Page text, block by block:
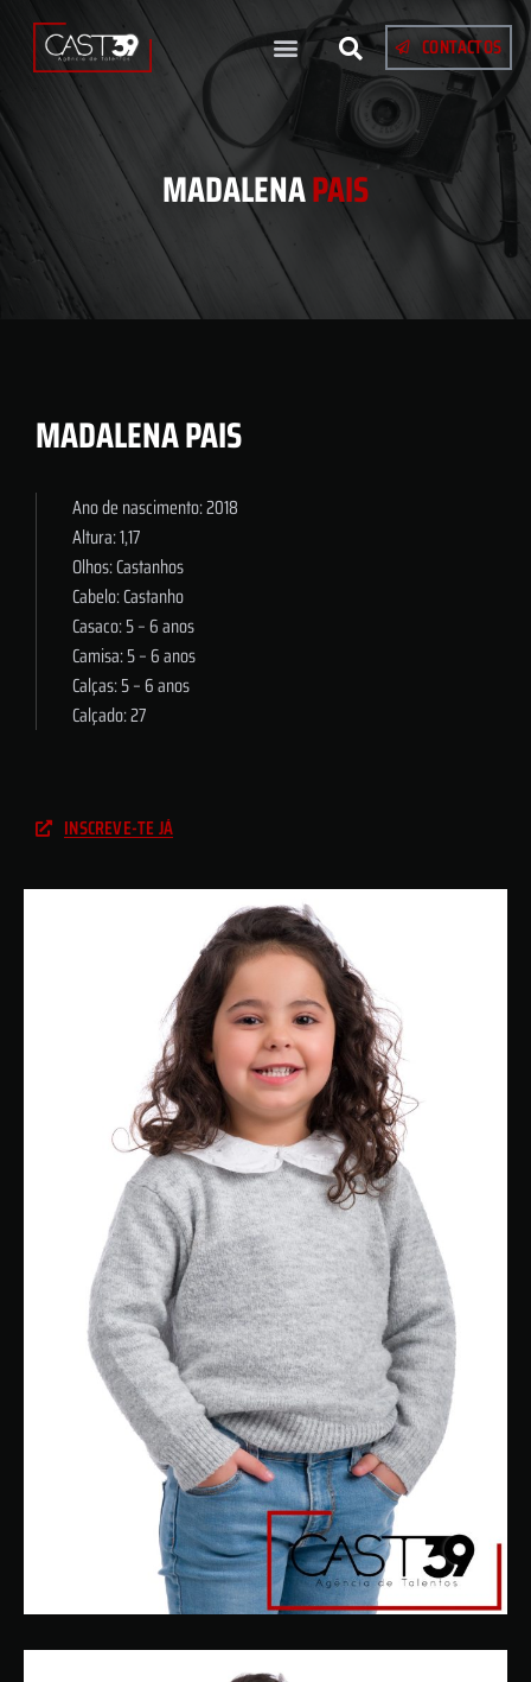
CONTACTOS
MADALENAPAIS
MADALENA PAIS
Ano de nascimento: 2018
Altura: 1,17
Olhos: Castanhos
Cabelo: Castanho
Casaco: 5 – 6 anos
Camisa: 5 – 6 anos
Calças: 5 – 6 anos
Calçado: 27
INSCREVE-TE JÁ